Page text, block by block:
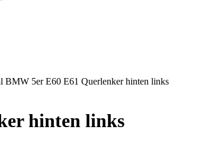
BMW 5er E60 E61 Querlenker hinten links
hinten links